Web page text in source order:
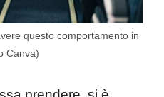
questo comportamento in
Canva)